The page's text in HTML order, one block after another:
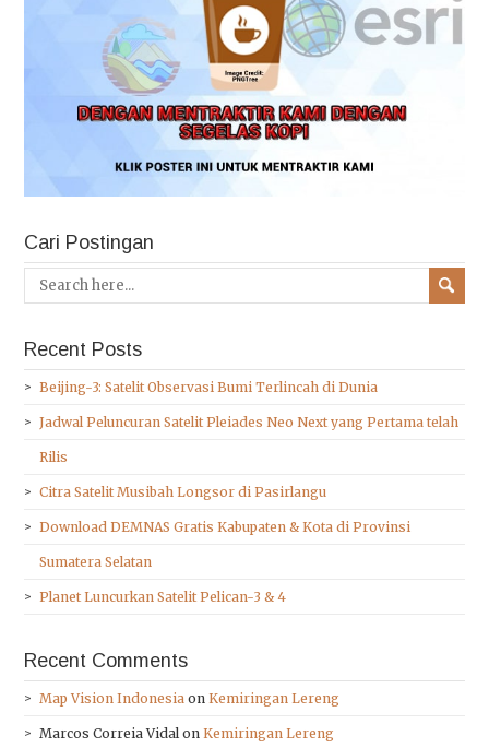
Cari Postingan
Recent Posts
Beijing-3: Satelit Observasi Bumi Terlincah di Dunia
Jadwal Peluncuran Satelit Pleiades Neo Next yang Pertama telah
Rilis
Citra Satelit Musibah Longsor di Pasirlangu
Download DEMNAS Gratis Kabupaten & Kota di Provinsi
Sumatera Selatan
Planet Luncurkan Satelit Pelican-3 & 4
Recent Comments
Map Vision Indonesia onKemiringan Lereng
Marcos Correia Vidal onKemiringan Lereng